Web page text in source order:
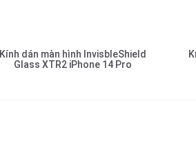
Kính dán màn hình InvisbleShield
Glass XTR2 iPhone 14 Pro